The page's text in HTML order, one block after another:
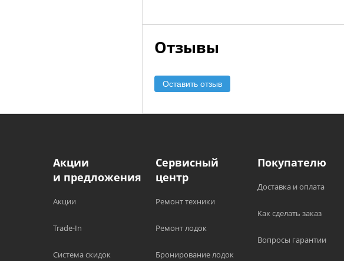
Отзывы
Оставить отзыв
Акции
и предложения
Акции
Trade-In
Система скидок
Сервисный
центр
Ремонт техники
Ремонт лодок
Бронирование лодок
Покупателю
Доставка и оплата
Как сделать заказ
Вопросы гарантии